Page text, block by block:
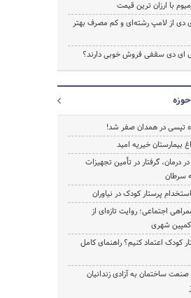
با ارزان ترین قیمت
دی از لامپ رشته‌ای و کم مصرف بهتر
ای دی سقفی فروش خوبی دارند؟
تپسی در همدان صفر شد!
بیمارستان خیریه امید
درمان، گرفتار در تأمین تجهیزات
سرطان
پرستار کودک در نیاوران
اجتماعی؛ روایت تازه‌ای از
شهری
کودک اعتماد کنیم؟ راهنمای کامل
صنعت ساختمان به آزادی زندانیان